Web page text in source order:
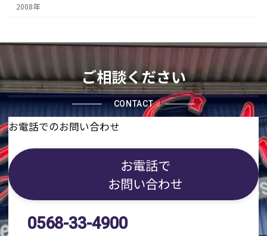
2008年
ご相談ください
CONTACT
お電話でのお問い合わせ
お電話で
お問い合わせ
0568-33-4900